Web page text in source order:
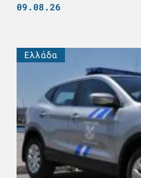
09.08.26
Ελλάδα